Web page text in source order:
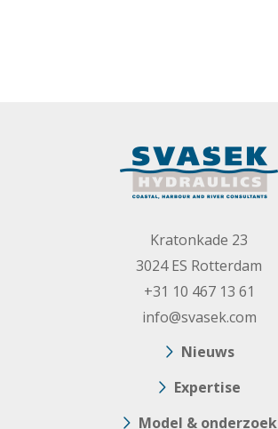
Kratonkade 23
3024 ES Rotterdam
+31 10 467 13 61
info@svasek.com
Nieuws
Expertise
Model & onderzoek